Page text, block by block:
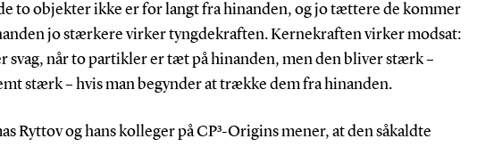
to objekter ikke er for langt fra hinanden, og jo tættere de kommer
jo stærkere virker tyngdekraften. Kernekraften virker modsat:
svag, når to partikler er tæt på hinanden, men den bliver stærk –
stærk – hvis man begynder at trække dem fra hinanden.
Ryttov og hans kolleger på CP³-Origins mener, at den såkaldte